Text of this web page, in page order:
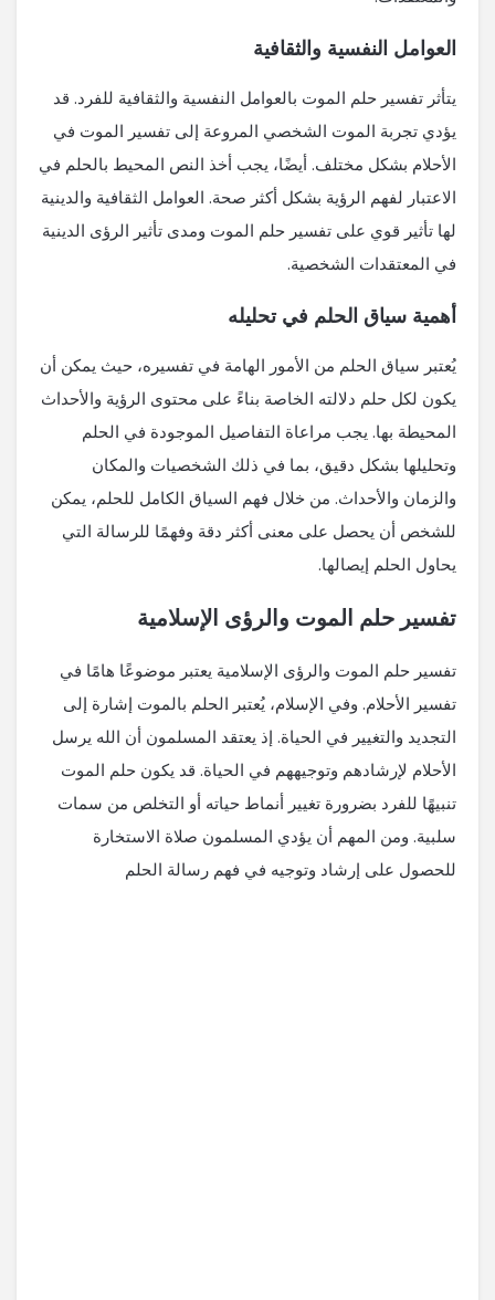
العوامل النفسية والثقافية
يتأثر تفسير حلم الموت بالعوامل النفسية والثقافية للفرد. قد
يؤدي تجربة الموت الشخصي المروعة إلى تفسير الموت في
الأحلام بشكل مختلف. أيضًا، يجب أخذ النص المحيط بالحلم في
الاعتبار لفهم الرؤية بشكل أكثر صحة. العوامل الثقافية والدينية
لها تأثير قوي على تفسير حلم الموت ومدى تأثير الرؤى الدينية
في المعتقدات الشخصية.
أهمية سياق الحلم في تحليله
يُعتبر سياق الحلم من الأمور الهامة في تفسيره، حيث يمكن أن
يكون لكل حلم دلالته الخاصة بناءً على محتوى الرؤية والأحداث
المحيطة بها. يجب مراعاة التفاصيل الموجودة في الحلم
وتحليلها بشكل دقيق، بما في ذلك الشخصيات والمكان
والزمان والأحداث. من خلال فهم السياق الكامل للحلم، يمكن
للشخص أن يحصل على معنى أكثر دقة وفهمًا للرسالة التي
يحاول الحلم إيصالها.
تفسير حلم الموت والرؤى الإسلامية
تفسير حلم الموت والرؤى الإسلامية يعتبر موضوعًا هامًا في
تفسير الأحلام. وفي الإسلام، يُعتبر الحلم بالموت إشارة إلى
التجديد والتغيير في الحياة. إذ يعتقد المسلمون أن الله يرسل
الأحلام لإرشادهم وتوجيههم في الحياة. قد يكون حلم الموت
تنبيهًا للفرد بضرورة تغيير أنماط حياته أو التخلص من سمات
سلبية. ومن المهم أن يؤدي المسلمون صلاة الاستخارة
للحصول على إرشاد وتوجيه في فهم رسالة الحلم